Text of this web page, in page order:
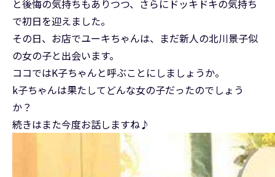
と後悔の気持ちもありつつ、さらにドッキドキの気持ち
で初日を迎えました。
その日、お店でユーキちゃんは、まだ新人の北川景子似
の女の子と出会います。
ココではK子ちゃんと呼ぶことにしましょうか。
k子ちゃんは果たしてどんな女の子だったのでしょう
か？
続きはまた今度お話しますね♪